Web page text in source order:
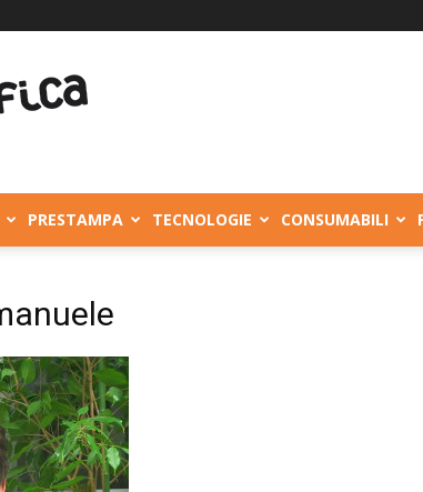
PRESTAMPA TECNOLOGIE CONSUMABILI